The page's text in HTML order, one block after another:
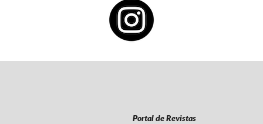
Portal de Revistas